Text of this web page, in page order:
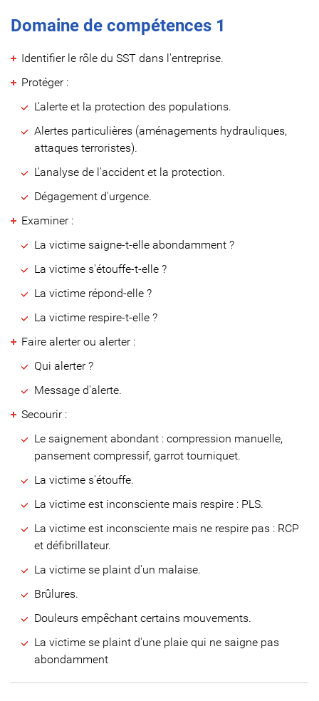
Domaine de compétences 1
Identifier le rôle du SST dans l'entreprise.
Protéger :
L'alerte et la protection des populations.
Alertes particulières (aménagements hydrauliques,
attaques terroristes).
L'analyse de l'accident et la protection.
Dégagement d'urgence.
Examiner :
La victime saigne-t-elle abondamment ?
La victime s'étouffe-t-elle ?
La victime répond-elle ?
La victime respire-t-elle ?
Faire alerter ou alerter :
Qui alerter ?
Message d'alerte.
Secourir :
Le saignement abondant : compression manuelle,
pansement compressif, garrot tourniquet.
La victime s'étouffe.
La victime est inconsciente mais respire : PLS.
La victime est inconsciente mais ne respire pas : RCP
et défibrillateur.
La victime se plaint d'un malaise.
Brûlures.
Douleurs empêchant certains mouvements.
La victime se plaint d'une plaie qui ne saigne pas
abondamment